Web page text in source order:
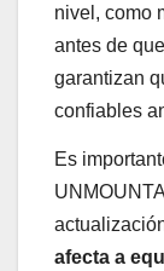
nivel, como
antes de
garantizan
confiables
Es
afecta a